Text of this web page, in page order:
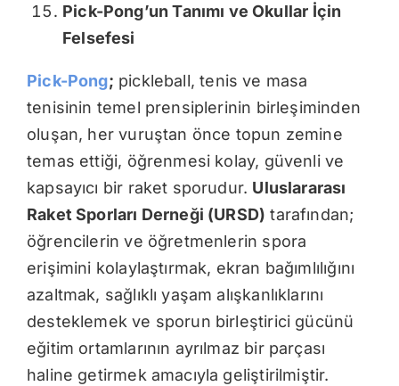
Pick-Pong’un Tanımı ve Okullar İçin
Felsefesi
Pick-Pong; pickleball, tenis ve masa
tenisinin temel prensiplerinin birleşiminden
oluşan, her vuruştan önce topun zemine
temas ettiği, öğrenmesi kolay, güvenli ve
kapsayıcı bir raket sporudur. Uluslararası
Raket Sporları Derneği (URSD) tarafından;
öğrencilerin ve öğretmenlerin spora
erişimini kolaylaştırmak, ekran bağımlılığını
azaltmak, sağlıklı yaşam alışkanlıklarını
desteklemek ve sporun birleştirici gücünü
eğitim ortamlarının ayrılmaz bir parçası
haline getirmek amacıyla geliştirilmiştir.